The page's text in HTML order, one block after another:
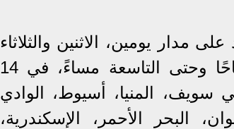
مدار يومين، الاثنين والثلاثاء
(10 و11 نوفمبر)، من التاسعة صباحًا وحتى التاسعة مساءً، في 14
سويف، المنيا، أسيوط، الوادي
البحر الأحمر، الإسكندرية،